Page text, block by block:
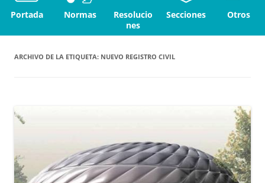
Portada Normas
Resolucio
nes
Secciones Otros
ARCHIVO DE LA ETIQUETA: NUEVO REGISTRO CIVIL